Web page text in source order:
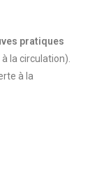
pratiques
la circulation).
à la